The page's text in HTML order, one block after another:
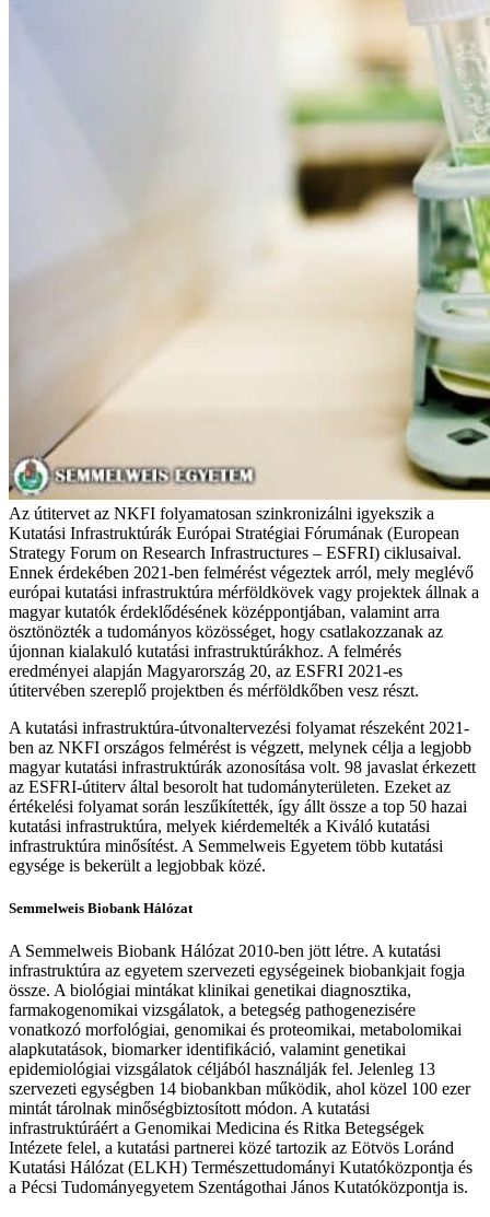
Az útitervet az NKFI folyamatosan szinkronizálni igyekszik a
Kutatási Infrastruktúrák Európai Stratégiai Fórumának (European
Strategy Forum on Research Infrastructures – ESFRI) ciklusaival.
Ennek érdekében 2021-ben felmérést végeztek arról, mely meglévő
európai kutatási infrastruktúra mérföldkövek vagy projektek állnak a
magyar kutatók érdeklődésének középpontjában, valamint arra
ösztönözték a tudományos közösséget, hogy csatlakozzanak az
újonnan kialakuló kutatási infrastruktúrákhoz. A felmérés
eredményei alapján Magyarország 20, az ESFRI 2021-es
útitervében szereplő projektben és mérföldkőben vesz részt.
A kutatási infrastruktúra-útvonaltervezési folyamat részeként 2021-
ben az NKFI országos felmérést is végzett, melynek célja a legjobb
magyar kutatási infrastruktúrák azonosítása volt. 98 javaslat érkezett
az ESFRI-útiterv által besorolt hat tudományterületen. Ezeket az
értékelési folyamat során leszűkítették, így állt össze a top 50 hazai
kutatási infrastruktúra, melyek kiérdemelték a Kiváló kutatási
infrastruktúra minősítést. A Semmelweis Egyetem több kutatási
egysége is bekerült a legjobbak közé.
Semmelweis Biobank Hálózat
A Semmelweis Biobank Hálózat 2010-ben jött létre. A kutatási
infrastruktúra az egyetem szervezeti egységeinek biobankjait fogja
össze. A biológiai mintákat klinikai genetikai diagnosztika,
farmakogenomikai vizsgálatok, a betegség pathogenezisére
vonatkozó morfológiai, genomikai és proteomikai, metabolomikai
alapkutatások, biomarker identifikáció, valamint genetikai
epidemiológiai vizsgálatok céljából használják fel. Jelenleg 13
szervezeti egységben 14 biobankban működik, ahol közel 100 ezer
mintát tárolnak minőségbiztosított módon. A kutatási
infrastruktúráért a Genomikai Medicina és Ritka Betegségek
Intézete felel, a kutatási partnerei közé tartozik az Eötvös Loránd
Kutatási Hálózat (ELKH) Természettudományi Kutatóközpontja és
a Pécsi Tudományegyetem Szentágothai János Kutatóközpontja is.